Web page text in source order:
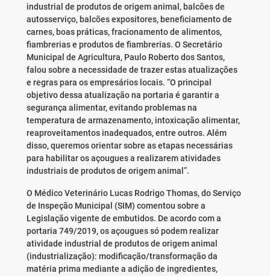
industrial de produtos de origem animal, balcões de
autosserviço, balcões expositores, beneficiamento de
carnes, boas práticas, fracionamento de alimentos,
fiambrerias e produtos de fiambrerias. O Secretário
Municipal de Agricultura, Paulo Roberto dos Santos,
falou sobre a necessidade de trazer estas atualizações
e regras para os empresários locais. “O principal
objetivo dessa atualização na portaria é garantir a
segurança alimentar, evitando problemas na
temperatura de armazenamento, intoxicação alimentar,
reaproveitamentos inadequados, entre outros. Além
disso, queremos orientar sobre as etapas necessárias
para habilitar os açougues a realizarem atividades
industriais de produtos de origem animal”.
O Médico Veterinário Lucas Rodrigo Thomas, do Serviço
de Inspeção Municipal (SIM) comentou sobre a
Legislação vigente de embutidos. De acordo com a
portaria 749/2019, os açougues só podem realizar
atividade industrial de produtos de origem animal
(industrialização): modificação/transformação da
matéria prima mediante a adição de ingredientes,